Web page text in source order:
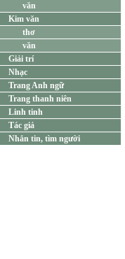
văn
Kim văn
thơ
văn
Giải trí
Nhạc
Trang Anh ngữ
Trang thanh niên
Linh tinh
Tác giả
Nhắn tin, tìm người